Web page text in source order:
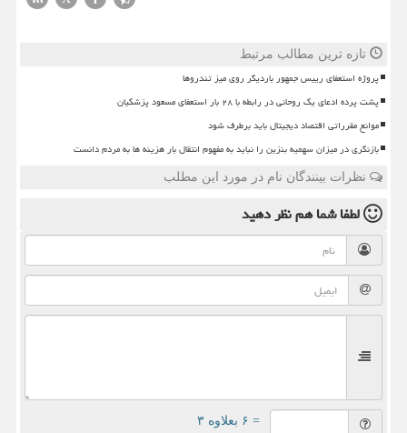
تازه ترین مطالب مرتبط
پروژه استعفای رییس جمهور باردیگر روی میز تندروها
پشت پرده ادعای یک روحانی در رابطه با ۲۸ بار استعفای مسعود پزشکیان
موانع مقرراتی اقتصاد دیجیتال باید برطرف شود
بازنگری در میزان سهمیه بنزین را نباید به مفهوم انتقال بار هزینه ها به مردم دانست
نظرات بینندگان نام در مورد این مطلب
لطفا شما همنظر دهید
= ۶ بعلاوه ۳